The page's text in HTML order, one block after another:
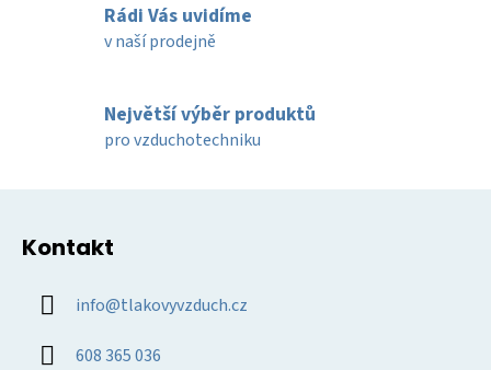
k
p
i
Rádi Vás uvidíme
v naší prodejně
Největší výběr produktů
pro vzduchotechniku
Kontakt
info@tlakovyvzduch.cz
608 365 036